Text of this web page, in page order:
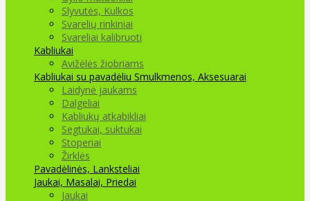
Slyvutės, Kulkos
Svarelių rinkiniai
Svareliai kalibruoti
Kabliukai
Avižėlės žiobriams
Kabliukai su pavadėliu Smulkmenos, Aksesuarai
Laidynė jaukams
Dalgeliai
Kabliukų atkabikliai
Segtukai, suktukai
Stoperiai
Žirklės
Pavadėlinės, Lanksteliai
Jaukai, Masalai, Priedai
Jaukai